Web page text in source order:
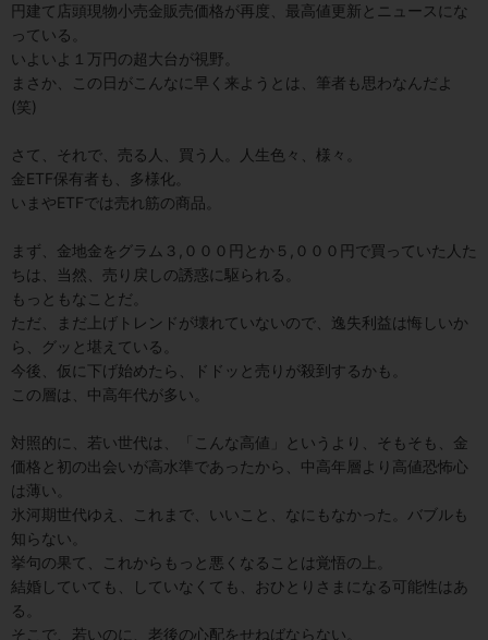
円建て店頭現物小売金販売価格が再度、最高値更新とニュースにな
っている。
いよいよ１万円の超大台が視野。
まさか、この日がこんなに早く来ようとは、筆者も思わなんだよ
(笑)
さて、それで、売る人、買う人。人生色々、様々。
金ETF保有者も、多様化。
いまやETFでは売れ筋の商品。
まず、金地金をグラム３,０００円とか５,０００円で買っていた人た
ちは、当然、売り戻しの誘惑に駆られる。
もっともなことだ。
ただ、まだ上げトレンドが壊れていないので、逸失利益は悔しいか
ら、グッと堪えている。
今後、仮に下げ始めたら、ドドッと売りが殺到するかも。
この層は、中高年代が多い。
対照的に、若い世代は、「こんな高値」というより、そもそも、金
価格と初の出会いが高水準であったから、中高年層より高値恐怖心
は薄い。
氷河期世代ゆえ、これまで、いいこと、なにもなかった。バブルも
知らない。
挙句の果て、これからもっと悪くなることは覚悟の上。
結婚していても、していなくても、おひとりさまになる可能性はあ
る。
そこで、若いのに、老後の心配をせねばならない。